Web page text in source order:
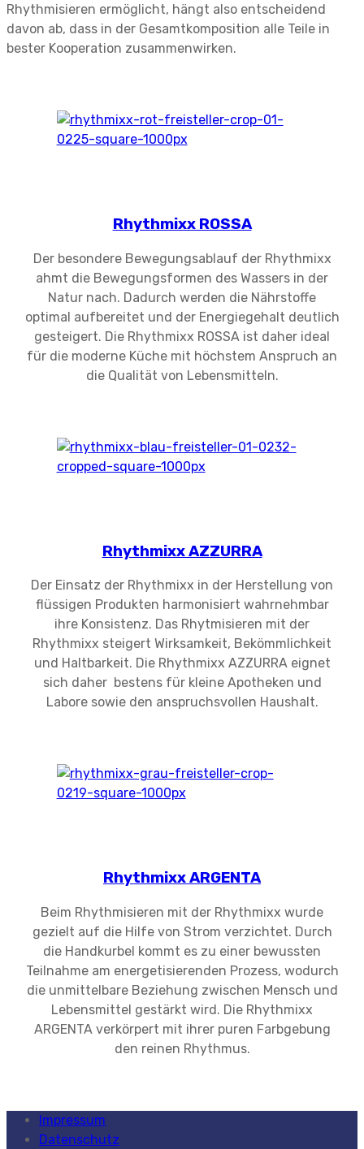
Rhythmisieren ermöglicht, hängt also entscheidend
davon ab, dass in der Gesamtkomposition alle Teile in
bester Kooperation zusammenwirken.
Rhythmixx ROSSA
Der besondere Bewegungsablauf der Rhythmixx
ahmt die Bewegungsformen des Wassers in der
Natur nach. Dadurch werden die Nährstoffe
optimal aufbereitet und der Energiegehalt deutlich
gesteigert. Die Rhythmixx ROSSA ist daher ideal
für die moderne Küche mit höchstem Anspruch an
die Qualität von Lebensmitteln.
Rhythmixx AZZURRA
Der Einsatz der Rhythmixx in der Herstellung von
flüssigen Produkten harmonisiert wahrnehmbar
ihre Konsistenz. Das Rhytmisieren mit der
Rhythmixx steigert Wirksamkeit, Bekömmlichkeit
und Haltbarkeit. Die Rhythmixx AZZURRA eignet
sich daher bestens für kleine Apotheken und
Labore sowie den anspruchsvollen Haushalt.
Rhythmixx ARGENTA
Beim Rhythmisieren mit der Rhythmixx wurde
gezielt auf die Hilfe von Strom verzichtet. Durch
die Handkurbel kommt es zu einer bewussten
Teilnahme am energetisierenden Prozess, wodurch
die unmittelbare Beziehung zwischen Mensch und
Lebensmittel gestärkt wird. Die Rhythmixx
ARGENTA verkörpert mit ihrer puren Farbgebung
den reinen Rhythmus.
Impressum
Datenschutz